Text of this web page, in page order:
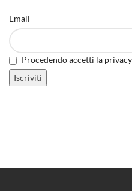
Email
Procedendo accetti la